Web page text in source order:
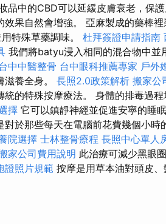
品中的CBD可以延緩皮膚衰老，保護
果自然會增強。 亞麻製成的藥棒
特殊草藥調味。 杜拜簽證申請指南
我們將batyu浸入相同的混合物中並
中中醫整骨 台中眼科推薦專家 戶外
養全身。 長照2.0政策解析 搬家公
的特殊按摩療法。 身體的排毒過
擇 它可以鎮靜神經並促進安寧的睡眠
於那些每天在電腦前花費幾個小時
院選擇 士林整骨療程 長照中心單人
家公司費用說明 此治療可減少黑眼
證照片規範 按摩是用草本油對頭皮